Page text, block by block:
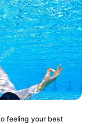
feeling your best